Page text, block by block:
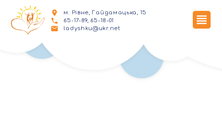
м. Рівне, Гайдамацька, 15
65-17-89, 65-18-01
ladyshku@ukr.net